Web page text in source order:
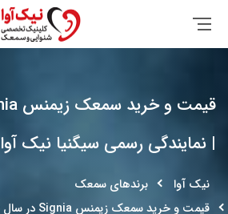
| نمایندگی رسمی سیگنیا نیک آوا
نیک آوا
برندهای سمعک